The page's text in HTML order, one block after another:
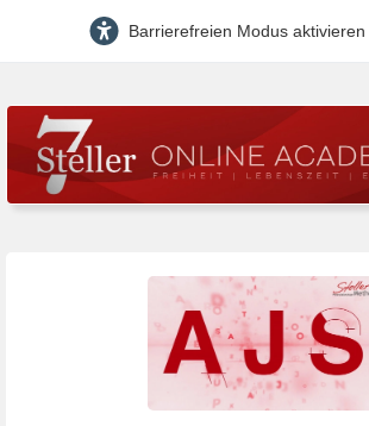
Barrierefreien Modus aktivieren